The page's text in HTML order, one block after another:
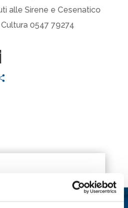
alle Sirene e Cesenatico
0547 79274